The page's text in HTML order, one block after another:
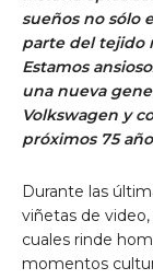
sueños no sólo
parte del tejido
Estamos
una nueva
Volkswagen y
próximos 75
Durante las
viñetas de video,
cuales rinde
momentos